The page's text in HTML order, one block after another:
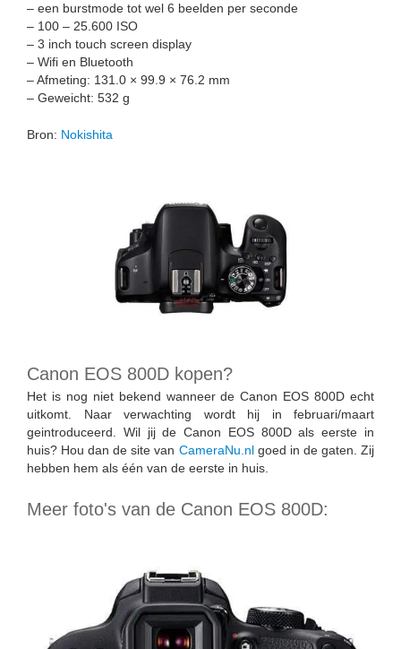
– een burstmode tot wel 6 beelden per seconde
– 100 – 25.600 ISO
– 3 inch touch screen display
– Wifi en Bluetooth
– Afmeting: 131.0 × 99.9 × 76.2 mm
– Geweicht: 532 g
Bron: Nokishita
Canon EOS 800D kopen?
Het is nog niet bekend wanneer de Canon EOS 800D echt
uitkomt. Naar verwachting wordt hij in februari/maart
geintroduceerd. Wil jij de Canon EOS 800D als eerste in
huis? Hou dan de site van CameraNu.nlgoed in de gaten. Zij
hebben hem als één van de eerste in huis.
Meer foto's van de Canon EOS 800D: